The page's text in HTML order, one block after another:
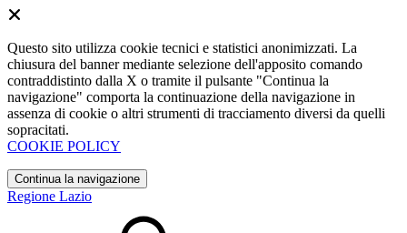
Questo sito utilizza cookie tecnici e statistici anonimizzati. La
chiusura del banner mediante selezione dell'apposito comando
contraddistinto dalla X o tramite il pulsante "Continua la
navigazione" comporta la continuazione della navigazione in
assenza di cookie o altri strumenti di tracciamento diversi da quelli
sopracitati.
COOKIE POLICY
Continua la navigazione
Regione Lazio